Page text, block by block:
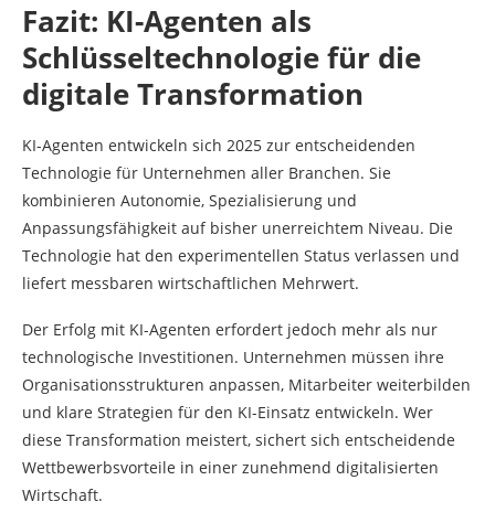
Fazit: KI-Agenten als
Schlüsseltechnologie für die
digitale Transformation
KI-Agenten entwickeln sich 2025 zur entscheidenden
Technologie für Unternehmen aller Branchen. Sie
kombinieren Autonomie, Spezialisierung und
Anpassungsfähigkeit auf bisher unerreichtem Niveau. Die
Technologie hat den experimentellen Status verlassen und
liefert messbaren wirtschaftlichen Mehrwert.
Der Erfolg mit KI-Agenten erfordert jedoch mehr als nur
technologische Investitionen. Unternehmen müssen ihre
Organisationsstrukturen anpassen, Mitarbeiter weiterbilden
und klare Strategien für den KI-Einsatz entwickeln. Wer
diese Transformation meistert, sichert sich entscheidende
Wettbewerbsvorteile in einer zunehmend digitalisierten
Wirtschaft.